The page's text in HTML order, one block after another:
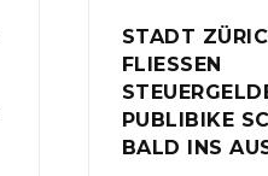
STADT
FLIESSEN
PUBLIBIKE
BALD INS